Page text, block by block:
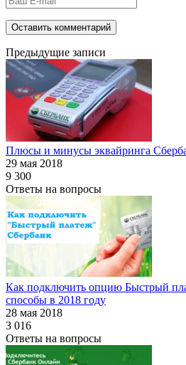
Предыдущие записи
Плюсы и минусы эквайринга
29 мая 2018
9 300
Ответы на вопросы
Как подключить опцию Быстрый
способы в 2018 году
28 мая 2018
3 016
Ответы на вопросы